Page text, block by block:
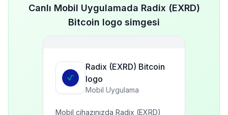
Canlı Mobil Uygulamada Radix (EXRD)
Bitcoin logo simgesi
Radix (EXRD) Bitcoin
logo
Mobil Uygulama
Mobil cihazınızda Radix (EXRD)